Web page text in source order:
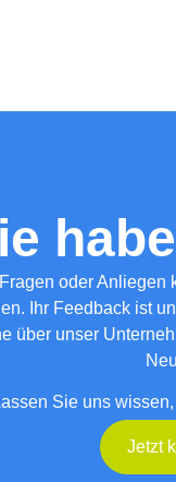
oder Anliegen
Ihr Feedback ist
über unser
Sie uns
Jetzt